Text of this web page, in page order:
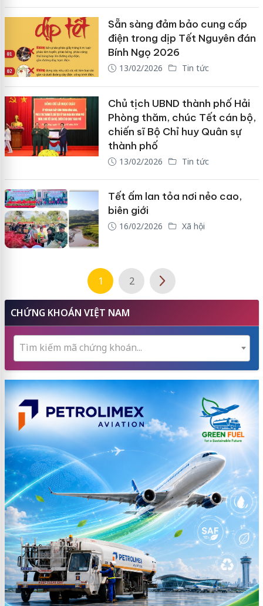
Sẵn sàng đảm bảo cung cấp
điện trong dịp Tết Nguyên đán
Bính Ngọ 2026
13/02/2026 Tin tức
Chủ tịch UBND thành phố Hải
Phòng thăm, chúc Tết cán bộ,
chiến sĩ Bộ Chỉ huy Quân sự
thành phố
13/02/2026 Tin tức
Tết ấm lan tỏa nơi nẻo cao,
biên giới
16/02/2026 Xã hội
1 2
CHỨNG KHOÁN VIỆT NAM
Tìm kiếm mã chứng khoán...